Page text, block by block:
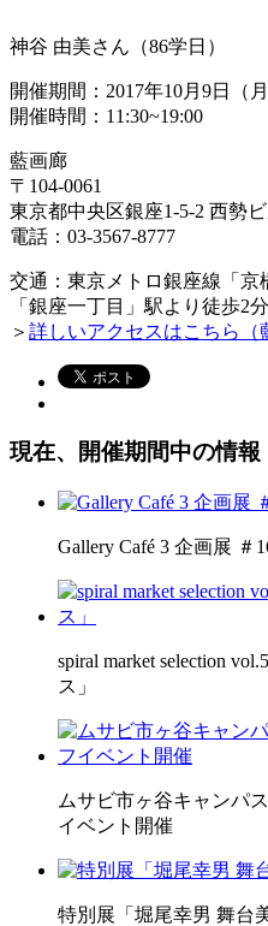
神谷 由美さん（86学日）
開催期間：2017年10月9日（
開催時間：11:30~19:00
藍画廊
〒104-0061
東京都中央区銀座1-5-2 西勢
電話：03-3567-8777
交通：東京メトロ銀座線「京
「銀座一丁目」駅より徒歩2分
＞ 詳しいアクセスはこちら（
現在、開催期間中の情報
Gallery Café 3 企画展 ＃
spiral market selection
ス」
ムサビ市ヶ谷キャンパ
イベント開催
特別展「堀尾幸男 舞台